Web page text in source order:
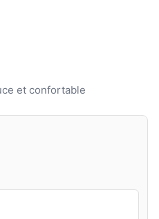
et confortable